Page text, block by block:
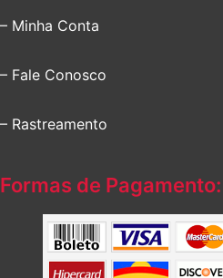
– Minha Conta
– Fale Conosco
– Rastreamento
Formas de Pagamento: